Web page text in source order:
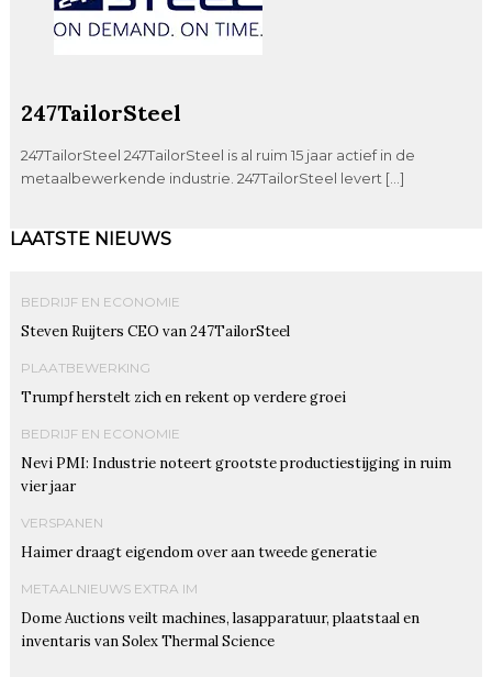
247TailorSteel
247TailorSteel 247TailorSteel is al ruim 15 jaar actief in de
metaalbewerkende industrie. 247TailorSteel levert […]
LAATSTE NIEUWS
BEDRIJF EN ECONOMIE
Steven Ruijters CEO van 247TailorSteel
PLAATBEWERKING
Trumpf herstelt zich en rekent op verdere groei
BEDRIJF EN ECONOMIE
Nevi PMI: Industrie noteert grootste productiestijging in ruim
vier jaar
VERSPANEN
Haimer draagt eigendom over aan tweede generatie
METAALNIEUWS EXTRA IM
Dome Auctions veilt machines, lasapparatuur, plaatstaal en
inventaris van Solex Thermal Science